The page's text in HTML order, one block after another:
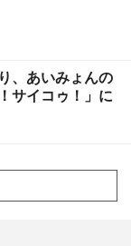
、あいみょんの
サイコゥ！」に